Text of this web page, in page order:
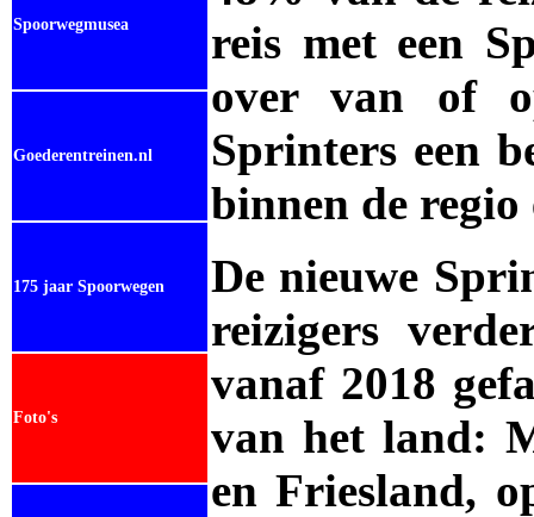
Spoorwegmusea
reis met een
over van of
Sprinters een
binnen de regio
De nieuwe
reizigers
vanaf 2018
van het land:
en Friesland,
Goederentreinen.nl
175 jaar Spoorwegen
Foto's